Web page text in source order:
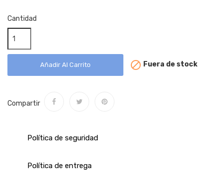
Cantidad
Añadir Al Carrito  Fuera de stock
Compartir
Política de seguridad
Política de entrega